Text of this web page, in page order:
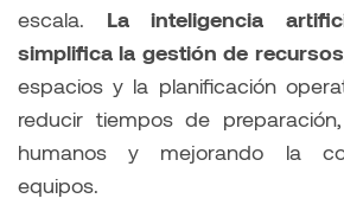
escala. La inteligencia
simplifica la gestión de recursos
espacios y la planificación
reducir tiempos de
humanos y mejorando la
equipos.